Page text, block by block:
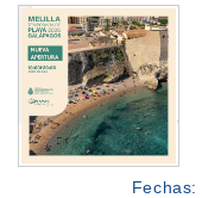
Fechas: